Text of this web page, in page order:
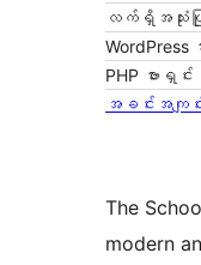
လက်ရှိအသုံးပြု
WordPress
PHP ဗားရှင်း
အခင်းအကျ
The
modern